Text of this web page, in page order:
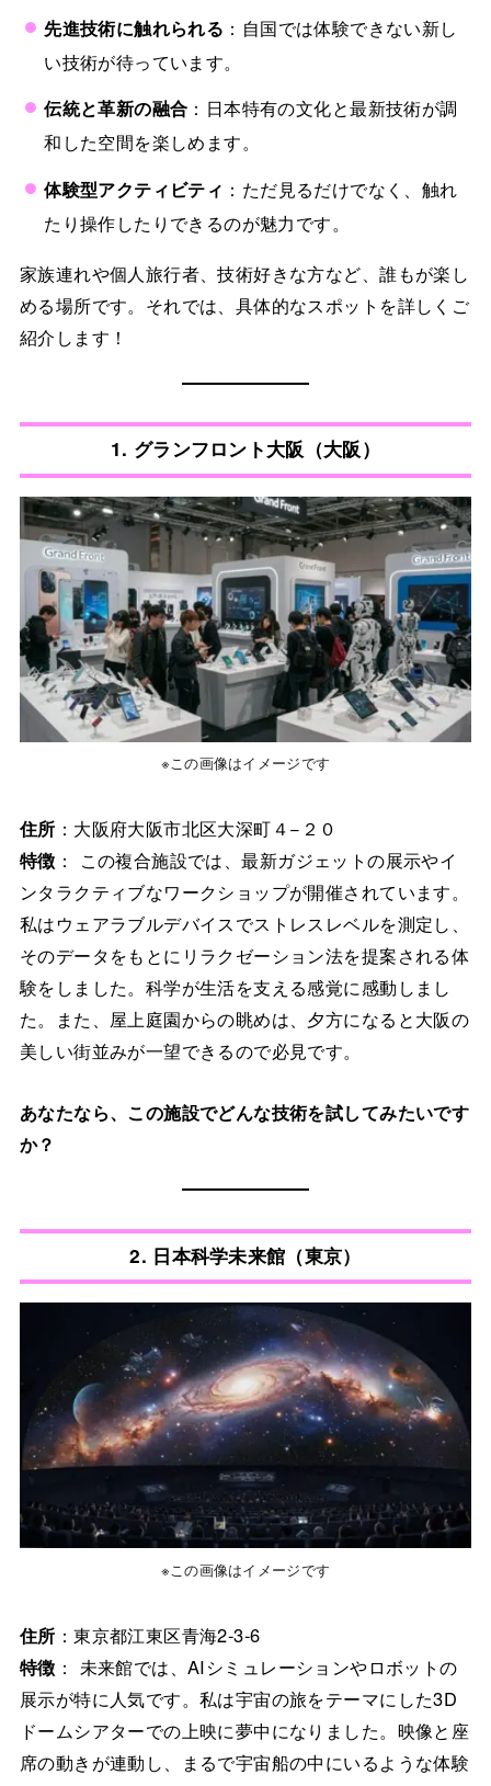
先進技術に触れられる ：自国では体験できない新し
い技術が待っています。
伝統と革新の融合 ：日本特有の文化と最新技術が調
和した空間を楽しめます。
体験型アクティビティ ：ただ見るだけでなく、触れ
たり操作したりできるのが魅力です。
家族連れや個人旅行者、技術好きな方など、誰もが楽し
める場所です。それでは、具体的なスポットを詳しくご
紹介します！
1. グランフロント大阪（大阪）
※この画像はイメージです
住所 ：大阪府大阪市北区大深町４−２０
特徴 ： この複合施設では、最新ガジェットの展示やイ
ンタラクティブなワークショップが開催されています。
私はウェアラブルデバイスでストレスレベルを測定し、
そのデータをもとにリラクゼーション法を提案される体
験をしました。科学が生活を支える感覚に感動しまし
た。また、屋上庭園からの眺めは、夕方になると大阪の
美しい街並みが一望できるので必見です。
あなたなら、この施設でどんな技術を試してみたいです
か？
2. 日本科学未来館（東京）
※この画像はイメージです
住所 ：東京都江東区青海2-3-6
特徴 ： 未来館では、AIシミュレーションやロボットの
展示が特に人気です。私は宇宙の旅をテーマにした3D
ドームシアターでの上映に夢中になりました。映像と座
席の動きが連動し、まるで宇宙船の中にいるような体験